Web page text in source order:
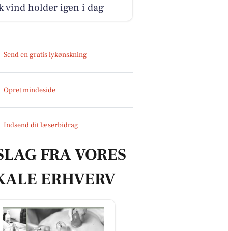
vind holder igen i dag
Send en gratis lykønskning
Opret mindeside
Indsend dit læserbidrag
FRA VORES
ERHVERV